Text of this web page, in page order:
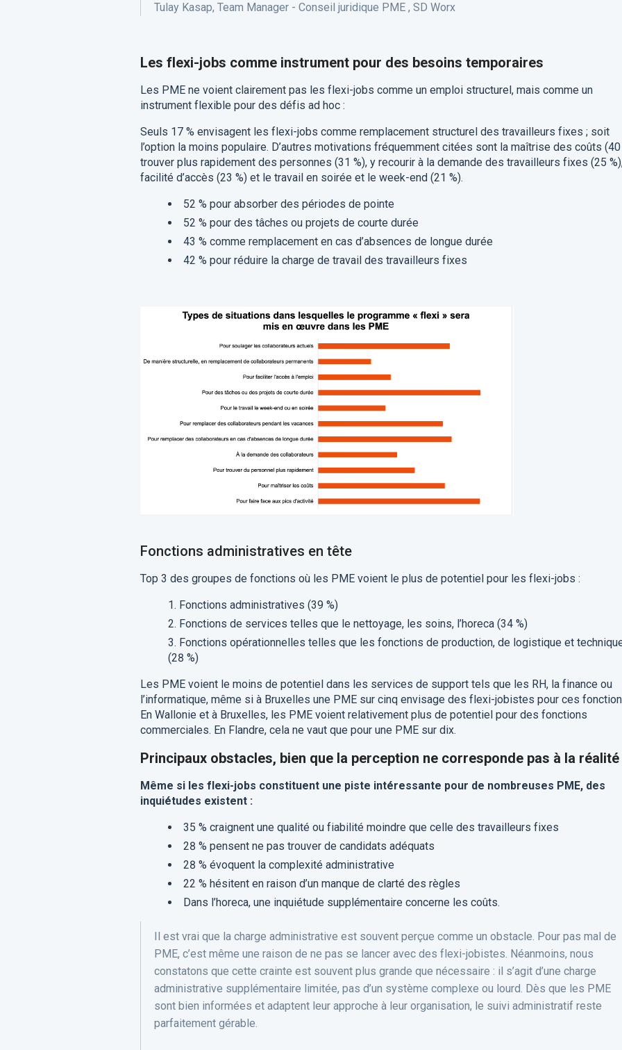
Tulay Kasap, Team Manager - Conseil juridique PME , SD Worx
Les flexi-jobs comme instrument pour des besoins temporaires
Les PME ne voient clairement pas les flexi-jobs comme un emploi structurel, mais comme un
instrument flexible pour des défis ad hoc :
Seuls 17 % envisagent les flexi-jobs comme remplacement structurel des travailleurs fixes ; soit
l’option la moins populaire. D’autres motivations fréquemment citées sont la maîtrise des coûts (40
trouver plus rapidement des personnes (31 %), y recourir à la demande des travailleurs fixes (25
facilité d’accès (23 %) et le travail en soirée et le week-end (21 %).
52 % pour absorber des périodes de pointe
52 % pour des tâches ou projets de courte durée
43 % comme remplacement en cas d’absences de longue durée
42 % pour réduire la charge de travail des travailleurs fixes
Fonctions administratives en tête
Top 3 des groupes de fonctions où les PME voient le plus de potentiel pour les flexi-jobs :
Fonctions administratives (39 %)
Fonctions de services telles que le nettoyage, les soins, l’horeca (34 %)
Fonctions opérationnelles telles que les fonctions de production, de logistique et
(28 %)
Les PME voient le moins de potentiel dans les services de support tels que les RH, la finance ou
l’informatique, même si à Bruxelles une PME sur cinq envisage des flexi-jobistes pour ces
En Wallonie et à Bruxelles, les PME voient relativement plus de potentiel pour des fonctions
commerciales. En Flandre, cela ne vaut que pour une PME sur dix.
Principaux obstacles, bien que la perception ne corresponde pas à la réalité
Même si les flexi-jobs constituent une piste intéressante pour de nombreuses PME, des
inquiétudes existent :
35 % craignent une qualité ou fiabilité moindre que celle des travailleurs fixes
28 % pensent ne pas trouver de candidats adéquats
28 % évoquent la complexité administrative
22 % hésitent en raison d’un manque de clarté des règles
Dans l’horeca, une inquiétude supplémentaire concerne les coûts.
Il est vrai que la charge administrative est souvent perçue comme un obstacle. Pour pas mal de
PME, c’est même une raison de ne pas se lancer avec des flexi-jobistes. Néanmoins, nous
constatons que cette crainte est souvent plus grande que nécessaire : il s’agit d’une charge
administrative supplémentaire limitée, pas d’un système complexe ou lourd. Dès que les PME
sont bien informées et adaptent leur approche à leur organisation, le suivi administratif reste
parfaitement gérable.